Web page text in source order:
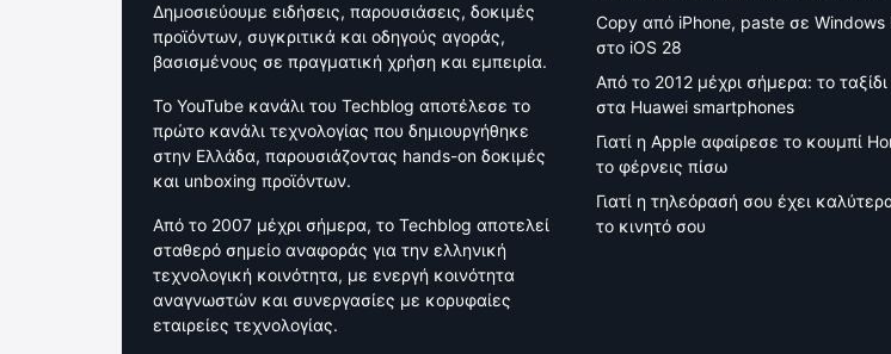
Δημοσιεύουμε ειδήσεις, παρουσιάσεις, δοκιμές
προϊόντων, συγκριτικά και οδηγούς αγοράς,
βασισμένους σε πραγματική χρήση και εμπειρία.
Το YouTube κανάλι του Techblog αποτέλεσε το
πρώτο κανάλι τεχνολογίας που δημιουργήθηκε
στην Ελλάδα, παρουσιάζοντας hands-on δοκιμές
και unboxing προϊόντων.
Από το 2007 μέχρι σήμερα, το Techblog αποτελεί
σταθερό σημείο αναφοράς για την ελληνική
τεχνολογική κοινότητα, με ενεργή κοινότητα
αναγνωστών και συνεργασίες με κορυφαίες
εταιρείες τεχνολογίας.
Copy από iPhone, paste σε Windows
στο iOS 28
Από το 2012 μέχρι σήμερα: το
στα Huawei smartphones
Γιατί η Apple αφαίρεσε το κουμπί
το φέρνεις πίσω
Γιατί η τηλεόρασή σου έχει
το κινητό σου